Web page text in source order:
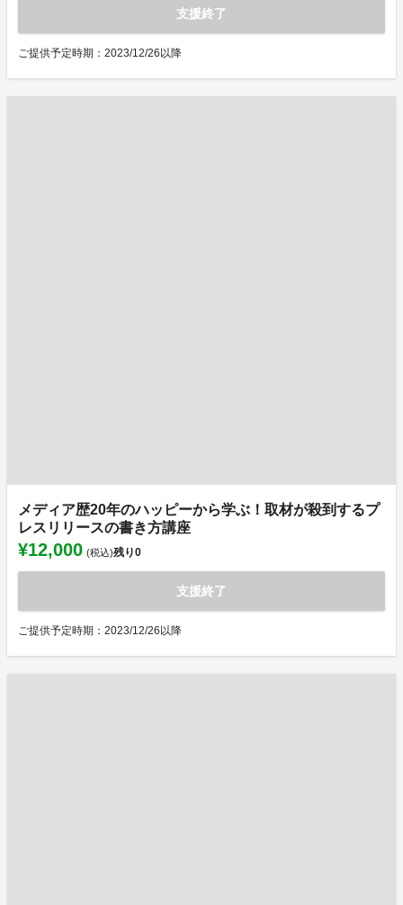
支援終了
ご提供予定時期：2023/12/26以降
メディア歴20年のハッピーから学ぶ！取材が殺到するプ
レスリリースの書き方講座
¥12,000 (税込)残り0
支援終了
ご提供予定時期：2023/12/26以降